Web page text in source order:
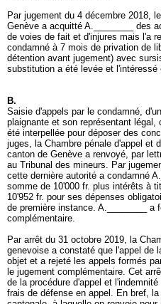
Par jugement du 4 décembre 2018,
Genève a acquitté A.________ des
de voies de fait et d'injures mais l'a
condamné à 7 mois de privation de
détention avant jugement) avec
substitution a été levée et
B.
Saisie d'appels par le condamné,
plaignante et son représentant légal,
été interpellée pour déposer des
juges, la Chambre pénale d'appel et
canton de Genève a renvoyé, par
au Tribunal des mineurs. Par
cette dernière autorité a condamné
somme de 10'000 fr. plus intérêts à
10'952 fr. pour ses dépenses
de première instance. A.________ a
complémentaire.
Par arrêt du 31 octobre 2019, la
genevoise a constaté que l'appel de
objet et a rejeté les appels formés
le jugement complémentaire. Cet
de la procédure d'appel et
frais de défense en appel. En bref,